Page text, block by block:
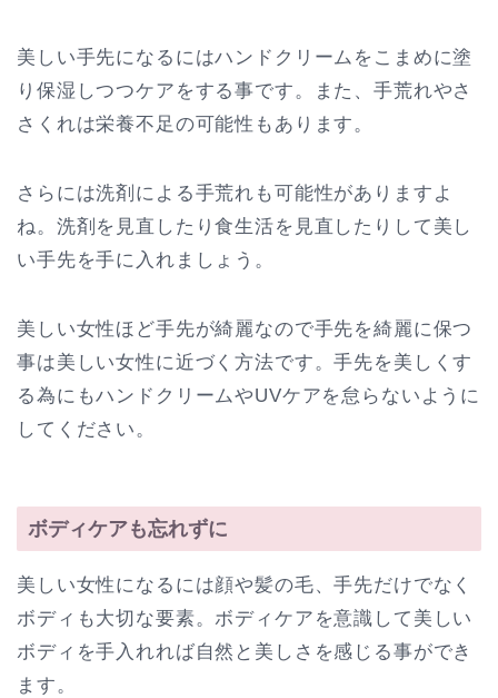
美しい手先になるにはハンドクリームをこまめに塗
り保湿しつつケアをする事です。また、手荒れやさ
さくれは栄養不足の可能性もあります。
さらには洗剤による手荒れも可能性がありますよ
ね。洗剤を見直したり食生活を見直したりして美し
い手先を手に入れましょう。
美しい女性ほど手先が綺麗なので手先を綺麗に保つ
事は美しい女性に近づく方法です。手先を美しくす
る為にもハンドクリームやUVケアを怠らないように
してください。
ボディケアも忘れずに
美しい女性になるには顔や髪の毛、手先だけでなく
ボディも大切な要素。ボディケアを意識して美しい
ボディを手入れれば自然と美しさを感じる事ができ
ます。